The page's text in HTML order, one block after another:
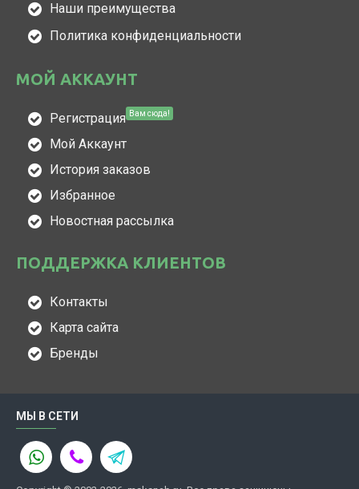
Наши преимущества
Политика конфиденциальности
МОЙ АККАУНТ
Регистрация Вам сюда!
Мой Аккаунт
История заказов
Избранное
Новостная рассылка
ПОДДЕРЖКА КЛИЕНТОВ
Контакты
Карта сайта
Бренды
МЫ В СЕТИ